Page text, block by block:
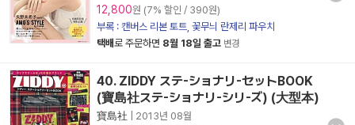
12,800원 (7% 할인 / 390원)
부록 : 캔버스 리본 토트, 꽃무늬 란제리 파우치
택배로 주문하면 8월 18일 출고 변경
40. ZIDDY ステ-ショナリ-セットBOOK
(寶島社ステ-ショナリ-シリ-ズ) (大型本)
寶島社 2013년 08월